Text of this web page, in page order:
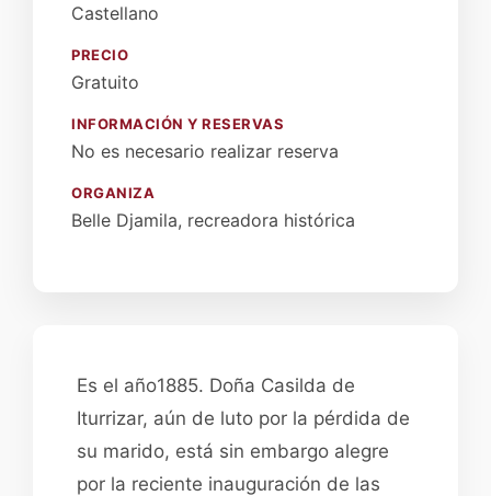
Es el año1885. Doña Casilda de
Iturrizar, aún de luto por la pérdida de
su marido, está sin embargo alegre
por la reciente inauguración de las
Castellano
PRECIO
Gratuito
INFORMACIÓN Y RESERVAS
No es necesario realizar reserva
ORGANIZA
Belle Djamila, recreadora histórica